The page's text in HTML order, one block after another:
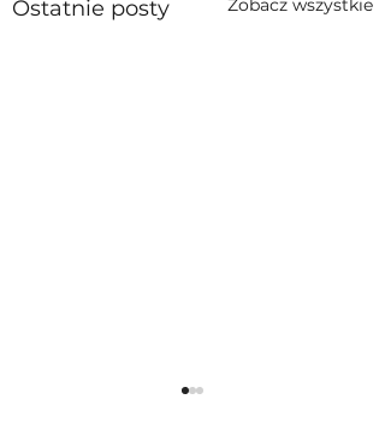
Ostatnie posty Zobacz wszystkie